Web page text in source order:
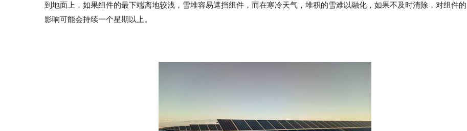
到地面上，如果组件的最下端离地较浅，雪堆容易遮挡组件，而在寒冷天气，堆积的雪难以融化，如果不及时清除，对组件的
影响可能会持续一个星期以上。